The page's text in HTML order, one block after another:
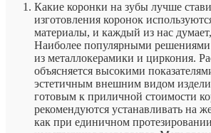
Какие коронки на зубы лучше
изготовления коронок
материалы, и каждый из нас
Наиболее популярными решениями
из металлокерамики и циркония.
объясняется высокими
эстетичным внешним видом
готовым к приличной стоимости
рекомендуются устанавливать на
как при единичном